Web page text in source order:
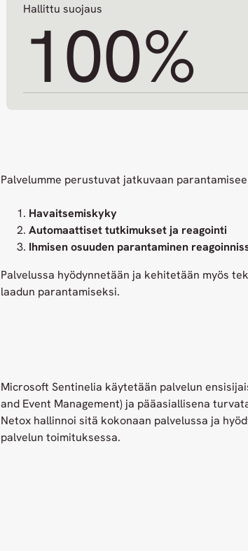
Hallittu suojaus
100%
Palvelumme perustuvat jatkuvaan
Havaitsemiskyky
Automaattiset tutkimukset ja reagointi
Ihmisen osuuden parantaminen
Palvelussa hyödynnetään ja kehitetään myös
laadun parantamiseksi.
Microsoft Sentinelia käytetään palvelun
and Event Management) ja pääasiallisena
Netox hallinnoi sitä kokonaan palvelussa ja
palvelun toimituksessa.